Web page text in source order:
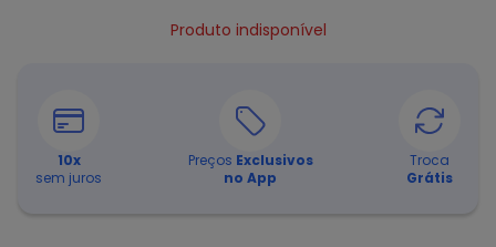
Produto indisponível
10x
sem juros
Preços Exclusivos
no App
Troca
Grátis